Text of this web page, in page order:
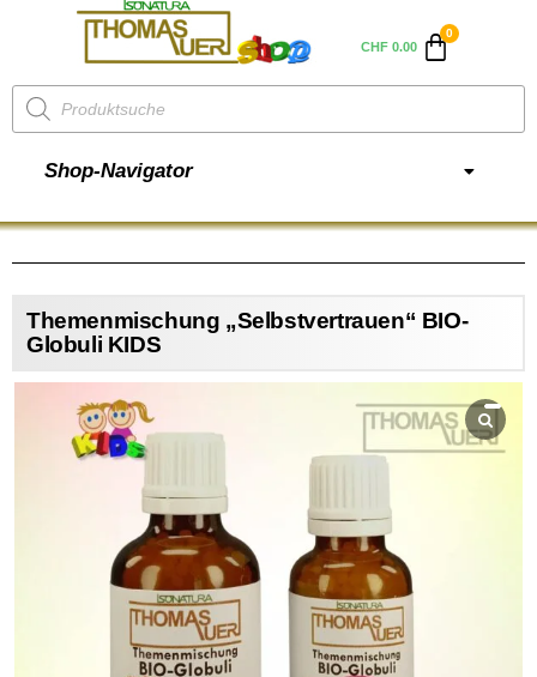
CHF0.00
Shop-Navigator
Themenmischung „Selbstvertrauen“ BIO-
Globuli KIDS